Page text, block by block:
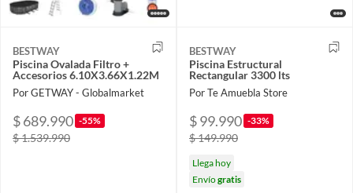
BESTWAY
Piscina Ovalada Filtro +
Accesorios 6.10X3.66X1.22M
Por GETWAY - Globalmarket
$ 689.990 -55%
$ 1.539.990
BESTWAY
Piscina Estructural
Rectangular 3300 lts
Por Te Amuebla Store
$ 99.990 -33%
$ 149.990
Llega hoy
Envíogratis